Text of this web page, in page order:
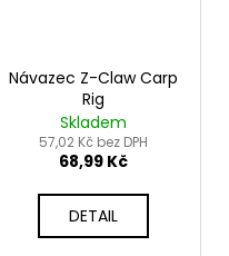
Návazec Z-Claw Carp
Rig
Skladem
57,02 Kč bez DPH
68,99 Kč
DETAIL